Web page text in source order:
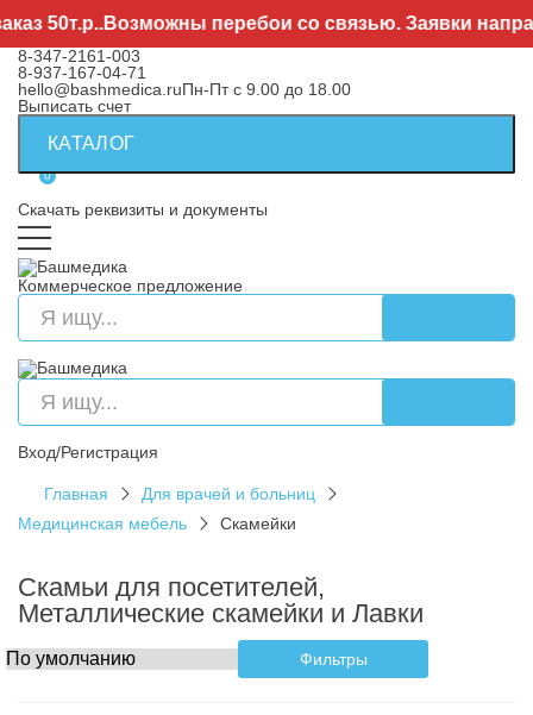
перебои со связью. Заявки
8-347-2161-003
8-937-167-04-71
hello@bashmedica.ruПн-Пт с 9.00 до 18.00
Выписать счет
КАТАЛОГ
0
Скачать реквизиты и документы
Коммерческое предложение
Вход/Регистрация
Главная
Для врачей и больниц
Медицинская мебель
Скамейки
Скамьи для посетителей,
Металлические скамейки и Лавки
Фильтры